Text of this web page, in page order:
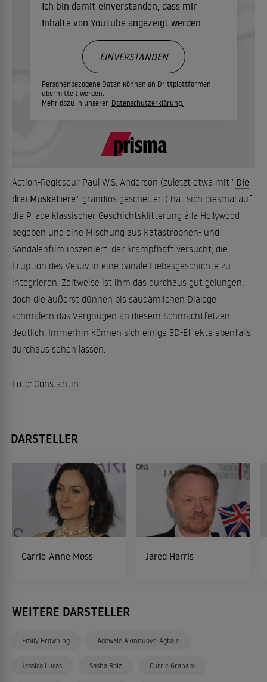
Ich bin damit einverstanden, dass mir
Inhalte von YouTube angezeigt werden.
Personenbezogene Daten können an Drittplattformen
übermittelt werden.
Mehr dazu in unserer Datenschutzerklärung.
EINVERSTANDEN
Action-Regisseur Paul W.S. Anderson (zuletzt etwa mit " Die
drei Musketiere " grandios gescheitert) hat sich diesmal auf
die Pfade klassischer Geschichtsklitterung à la Hollywood
begeben und eine Mischung aus Katastrophen- und
Sandalenfilm inszeniert, der krampfhaft versucht, die
Eruption des Vesuv in eine banale Liebesgeschichte zu
integrieren. Zeitweise ist ihm das durchaus gut gelungen,
doch die äußerst dünnen bis saudämlichen Dialoge
schmälern das Vergnügen an diesem Schmachtfetzen
deutlich. Immerhin können sich einige 3D-Effekte ebenfalls
durchaus sehen lassen.
Foto: Constantin
DARSTELLER
Carrie-Anne Moss Jared Harris
WEITERE DARSTELLER
Emily Browning Adewale Akinnuoye-Agbaje
Jessica Lucas Sasha Roiz Currie Graham